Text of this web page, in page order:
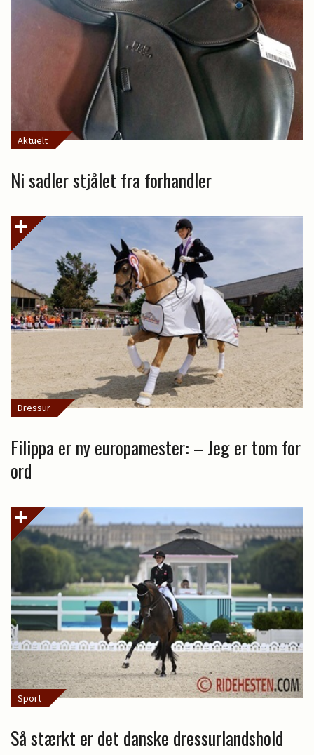
Aktuelt
Ni sadler stjålet fra forhandler
Dressur
Filippa er ny europamester: – Jeg er tom for
ord
Sport
Så stærkt er det danske dressurlandshold